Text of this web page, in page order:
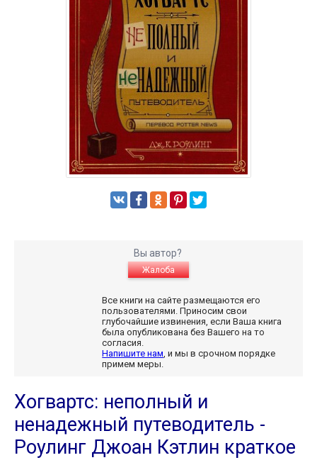
Вы автор?
Жалоба
Все книги на сайте размещаются его
пользователями. Приносим свои
глубочайшие извинения, если Ваша книга
была опубликована без Вашего на то
согласия.
Напишите нам , и мы в срочном порядке
примем меры.
Хогвартс: неполный и
ненадежный путеводитель -
Роулинг Джоан Кэтлин краткое